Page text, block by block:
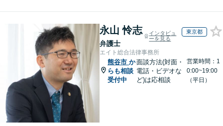
永山 怜志
弁護士
インタビュ
ーを見る
東京都
エイト総合法律事務所
熊谷市 か
らも相談
受付中
面談方法(対面・
電話・ビデオな
ど)は応相談
営業時間：1
0:00~19:00
（平日）